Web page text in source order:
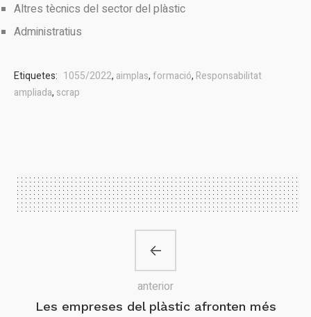
Altres tècnics del sector del plàstic
Administratius
Etiquetes: 1055/2022, aimplas,formació, Responsabilitat
ampliada, scrap
Les empreses del plàstic afronten més
anterior